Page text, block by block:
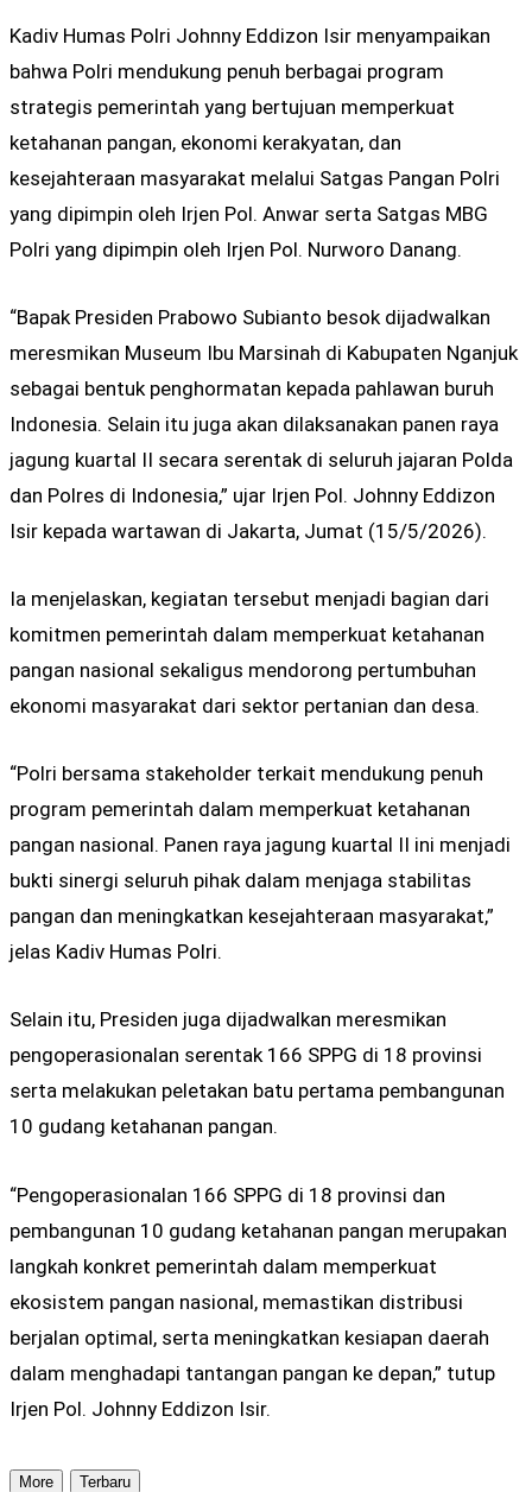
Kadiv Humas Polri Johnny Eddizon Isir menyampaikan
bahwa Polri mendukung penuh berbagai program
strategis pemerintah yang bertujuan memperkuat
ketahanan pangan, ekonomi kerakyatan, dan
kesejahteraan masyarakat melalui Satgas Pangan Polri
yang dipimpin oleh Irjen Pol. Anwar serta Satgas MBG
Polri yang dipimpin oleh Irjen Pol. Nurworo Danang.
“Bapak Presiden Prabowo Subianto besok dijadwalkan
meresmikan Museum Ibu Marsinah di Kabupaten Nganjuk
sebagai bentuk penghormatan kepada pahlawan buruh
Indonesia. Selain itu juga akan dilaksanakan panen raya
jagung kuartal II secara serentak di seluruh jajaran Polda
dan Polres di Indonesia,” ujar Irjen Pol. Johnny Eddizon
Isir kepada wartawan di Jakarta, Jumat (15/5/2026).
Ia menjelaskan, kegiatan tersebut menjadi bagian dari
komitmen pemerintah dalam memperkuat ketahanan
pangan nasional sekaligus mendorong pertumbuhan
ekonomi masyarakat dari sektor pertanian dan desa.
“Polri bersama stakeholder terkait mendukung penuh
program pemerintah dalam memperkuat ketahanan
pangan nasional. Panen raya jagung kuartal II ini menjadi
bukti sinergi seluruh pihak dalam menjaga stabilitas
pangan dan meningkatkan kesejahteraan masyarakat,”
jelas Kadiv Humas Polri.
Selain itu, Presiden juga dijadwalkan meresmikan
pengoperasionalan serentak 166 SPPG di 18 provinsi
serta melakukan peletakan batu pertama pembangunan
10 gudang ketahanan pangan.
“Pengoperasionalan 166 SPPG di 18 provinsi dan
pembangunan 10 gudang ketahanan pangan merupakan
langkah konkret pemerintah dalam memperkuat
ekosistem pangan nasional, memastikan distribusi
berjalan optimal, serta meningkatkan kesiapan daerah
dalam menghadapi tantangan pangan ke depan,” tutup
Irjen Pol. Johnny Eddizon Isir.
More Terbaru